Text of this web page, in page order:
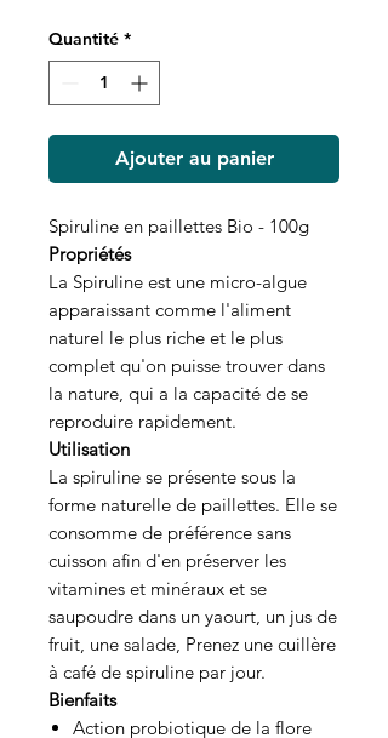
Quantité *
Ajouter au panier
Spiruline en paillettes Bio - 100g
Propriétés
La Spiruline est une micro-algue
apparaissant comme l'aliment
naturel le plus riche et le plus
complet qu'on puisse trouver dans
la nature, qui a la capacité de se
reproduire rapidement.
Utilisation
La spiruline se présente sous la
forme naturelle de paillettes. Elle se
consomme de préférence sans
cuisson afin d'en préserver les
vitamines et minéraux et se
saupoudre dans un yaourt, un jus de
fruit, une salade, Prenez une cuillère
à café de spiruline par jour.
Bienfaits
Action probiotique de la flore